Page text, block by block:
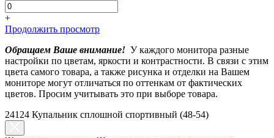
+
Продолжить просмотр
Обращаем Ваше внимание! У каждого монитора разные
настройки по цветам, яркости и контрастности. В связи с этим
цвета самого товара, а также рисунка и отделки на Вашем
мониторе могут отличаться по оттенкам от фактических
цветов. Просим учитывать это при выборе товара.
24124 Купальник сплошной спортивный (48-54)